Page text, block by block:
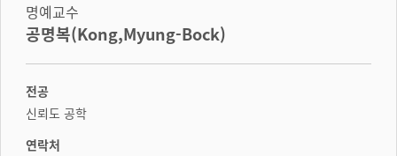
명예교수
공명복(Kong,Myung-Bock)
전공
신뢰도 공학
연락처